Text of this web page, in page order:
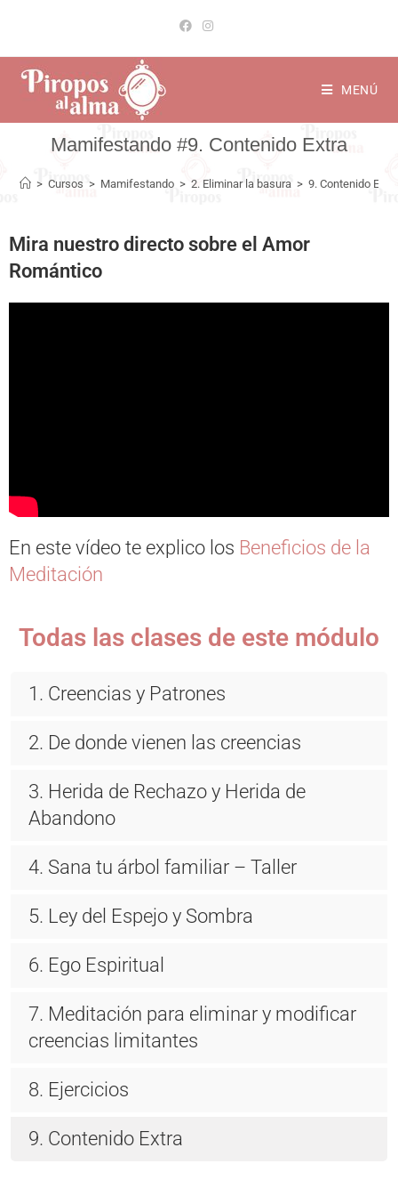
MENÚ
9. Contenido Extra
> Cursos > Mamifestando > 2. Eliminar la basura > 9. Contenido Extra
Mira nuestro directo sobre el Amor
Romántico
En este vídeo te explico los Beneficios de la
Meditación
Todas las clases de este módulo
1. Creencias y Patrones
2. De donde vienen las creencias
3. Herida de Rechazo y Herida de
Abandono
4. Sana tu árbol familiar – Taller
5. Ley del Espejo y Sombra
6. Ego Espiritual
7. Meditación para eliminar y modificar
creencias limitantes
8. Ejercicios
9. Contenido Extra